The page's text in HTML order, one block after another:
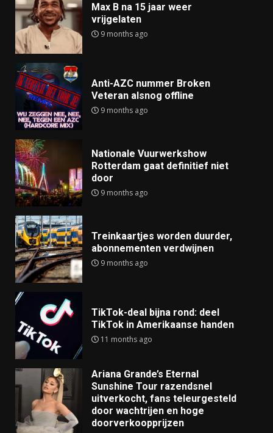
Max B na 15 jaar weer
vrijgelaten
9 months ago
Anti-AZC nummer Broken
Veteran alsnog offline
9 months ago
Nationale Vuurwerkshow
Rotterdam gaat definitief niet
door
9 months ago
Treinkaartjes worden duurder,
abonnementen verdwijnen
9 months ago
TikTok-deal bijna rond: deel
TikTok in Amerikaanse handen
11 months ago
Ariana Grande’s Eternal
Sunshine Tour razendsnel
uitverkocht, fans teleurgesteld
door wachtrijen en hoge
doorverkoopprijzen